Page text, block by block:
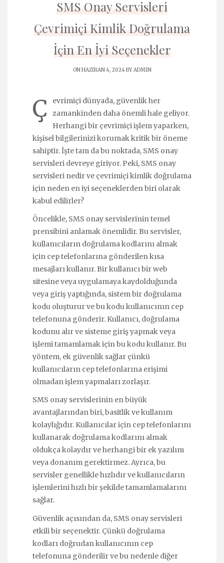
SMS Onay Servisleri
Çevrimiçi Kimlik Doğrulama
İçin En İyi Seçenekler
ON HAZIRAN 4, 2024 BYADMIN
Ç
evrimiçi dünyada, güvenlik her
zamankinden daha önemli hale geliyor.
Herhangi bir çevrimiçi işlem yaparken,
kişisel bilgilerinizi korumak kritik bir öneme
sahiptir. İşte tam da bu noktada, SMS onay
servisleri devreye giriyor. Peki, SMS onay
servisleri nedir ve çevrimiçi kimlik doğrulama
için neden en iyi seçeneklerden biri olarak
kabul edilirler?
Öncelikle, SMS onay servislerinin temel
prensibini anlamak önemlidir. Bu servisler,
kullanıcıların doğrulama kodlarını almak
için cep telefonlarına gönderilen kısa
mesajları kullanır. Bir kullanıcı bir web
sitesine veya uygulamaya kaydolduğunda
veya giriş yaptığında, sistem bir doğrulama
kodu oluşturur ve bu kodu kullanıcının cep
telefonuna gönderir. Kullanıcı, doğrulama
kodunu alır ve sisteme giriş yapmak veya
işlemi tamamlamak için bu kodu kullanır. Bu
yöntem, ek güvenlik sağlar çünkü
kullanıcıların cep telefonlarına erişimi
olmadan işlem yapmaları zorlaşır.
SMS onay servislerinin en büyük
avantajlarından biri, basitlik ve kullanım
kolaylığıdır. Kullanıcılar için cep telefonlarını
kullanarak doğrulama kodlarını almak
oldukça kolaydır ve herhangi bir ek yazılım
veya donanım gerektirmez. Ayrıca, bu
servisler genellikle hızlıdır ve kullanıcıların
işlemlerini hızlı bir şekilde tamamlamalarını
sağlar.
Güvenlik açısından da, SMS onay servisleri
etkili bir seçenektir. Çünkü doğrulama
kodları doğrudan kullanıcının cep
telefonuna gönderilir ve bu nedenle diğer